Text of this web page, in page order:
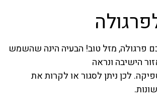
פרגולה, מזל טוב! הבעיה הינה שהשמש
הישיבה ונראה
לכן ניתן לסגור או לקרות את